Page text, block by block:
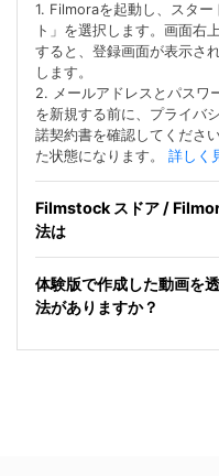
1. Filmoraを起動し、スタ
ト」を選択します。画面右
すると、登録画面が表示さ
します。
2. メールアドレスとパスワ
を新規する前に、プライバ
諾契約書を確認してくださ
た状態になります。 詳しく
Filmstock スドア /
法は
体験版で作成した動画を
法がありますか？